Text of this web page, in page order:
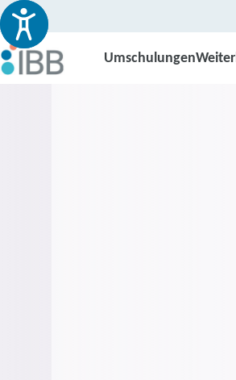
Umschulungen